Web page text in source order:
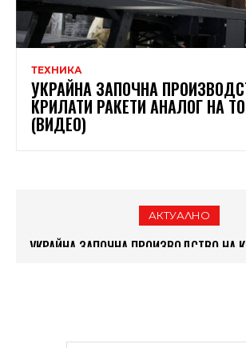
ТЕХНИКА
УКРАЙНА ЗАПОЧНА
КРИЛАТИ РАКЕТИ АНАЛОГ НА
(ВИДЕО)
АКТУАЛНО
УКРАЙНА ЗАПОЧНА ПРОИЗВОДСТВО НА
КАКВИ СА ВЪЗГЛЕДИТЕ НА ПУТИН И